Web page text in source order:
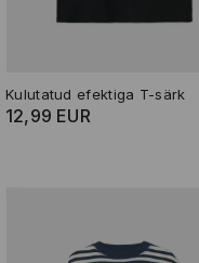
Kulutatud efektiga T-särk
12,99 EUR